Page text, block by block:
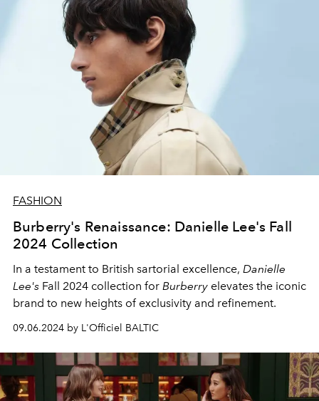
FASHION
Burberry's Renaissance: Danielle Lee's Fall
2024 Collection
In a testament to British sartorial excellence, Danielle
Lee's Fall 2024 collection for Burberry elevates the iconic
brand to new heights of exclusivity and refinement.
09.06.2024 by L'Officiel BALTIC